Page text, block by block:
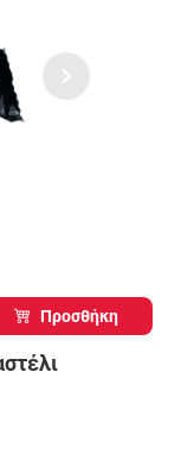
Προσθήκη